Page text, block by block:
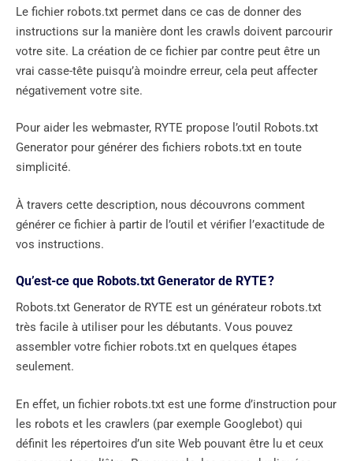
Le fichier robots.txt permet dans ce cas de donner des
instructions sur la manière dont les crawls doivent parcourir
votre site. La création de ce fichier par contre peut être un
vrai casse-tête puisqu’à moindre erreur, cela peut affecter
négativement votre site.
Pour aider les webmaster, RYTE propose l’outil Robots.txt
Generator pour générer des fichiers robots.txt en toute
simplicité.
À travers cette description, nous découvrons comment
générer ce fichier à partir de l’outil et vérifier l’exactitude de
vos instructions.
Qu’est-ce que Robots.txt Generator de RYTE ?
Robots.txt Generator de RYTE est un générateur robots.txt
très facile à utiliser pour les débutants. Vous pouvez
assembler votre fichier robots.txt en quelques étapes
seulement.
En effet, un fichier robots.txt est une forme d’instruction pour
les robots et les crawlers (par exemple Googlebot) qui
définit les répertoires d’un site Web pouvant être lu et ceux